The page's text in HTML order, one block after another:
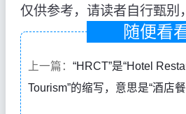
仅供参考，请读者自行甄别
随便看
上一篇： “HRCT”是“Hotel
Tourism”的缩写，意思是“酒店